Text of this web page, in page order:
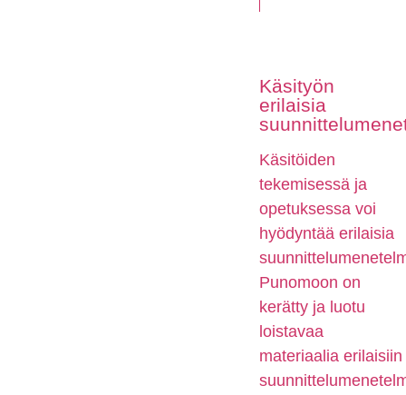
Käsityön
erilaisia
Käsitöiden
tekemisessä ja
opetuksessa voi
hyödyntää erilaisia
Punomoon on
kerätty ja luotu
loistavaa
materiaalia erilaisiin